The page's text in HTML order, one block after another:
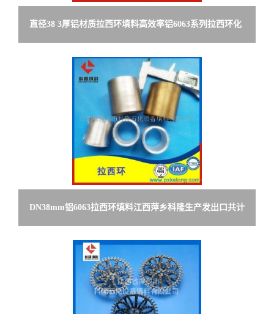
直径38 3厚铝材质拉西环填料高效率铝6063系列拉西环化
工填料
DN38mm铝6063拉西环填料江西萍乡科隆生产发出口共计
50立方货